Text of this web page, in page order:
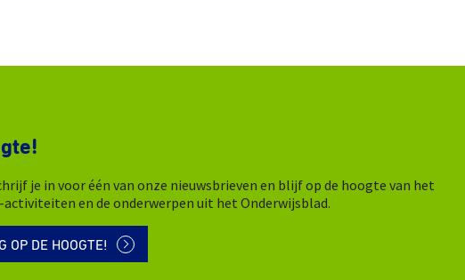
je in voor één van onze nieuwsbrieven en blijf op de hoogte van het
activiteiten en de onderwerpen uit het Onderwijsblad.
OP DE HOOGTE!